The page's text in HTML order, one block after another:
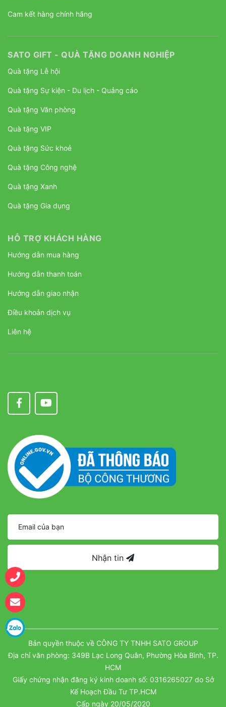
Cam kết hàng chính hãng
SATO GIFT - QUÀ TẶNG DOANH NGHIỆP
Quà tặng Lễ hội
Quà tặng Sự kiện - Du lịch - Quảng cáo
Quà tặng Văn phòng
Quà tặng VIP
Quà tặng Sức khoẻ
Quà tặng Công nghệ
Quà tặng Xanh
Quà tặng Gia dụng
HỖ TRỢ KHÁCH HÀNG
Hướng dẫn mua hàng
Hướng dẫn thanh toán
Hướng dẫn giao nhận
Điều khoản dịch vụ
Liên hệ
Nhận tin
Bản quyền thuộc về CÔNG TY TNHH SATO GROUP
Địa chỉ văn phòng: 349B Lạc Long Quân, Phường Hòa Bình, TP.
HCM
Giấy chứng nhận đăng ký kinh doanh số: 0316265027 do Sở
Kế Hoạch Đầu Tư TP.HCM
Cấp ngày 20/05/2020